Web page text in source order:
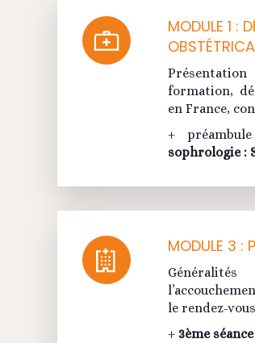
MODULE 1 :
formation,
en France,
+
sophrologie :
MODULE 3 :
le rendez-
+ 3ème